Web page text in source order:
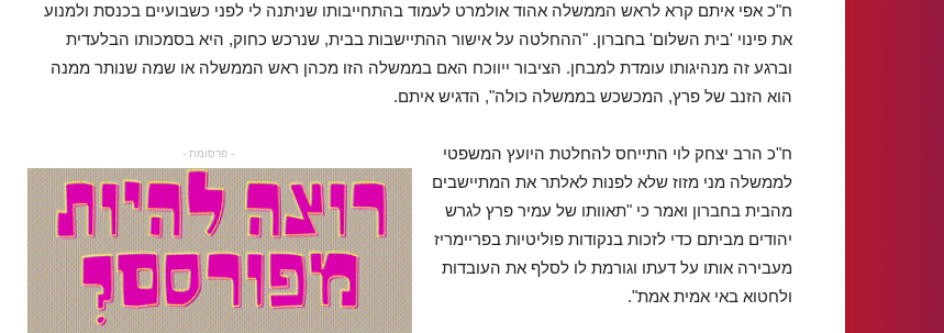
ח"כ אפי איתם קרא לראש הממשלה אהוד אולמרט לעמוד בהתחייבותו שניתנה לי לפני כשבועיים בכנסת ולמנוע
את פינוי 'בית השלום' בחברון. "ההחלטה על אישור ההתיישבות בבית, שנרכש כחוק, היא בסמכותו הבלעדית
וברגע זה מנהיגותו עומדת למבחן. הציבור ייווכח האם בממשלה הזו מכהן ראש הממשלה או שמה שנותר ממנה
הוא הזנב של פרץ, המכשכש בממשלה כולה", הדגיש איתם.
- פרסומת -
ח"כ הרב יצחק לוי התייחס להחלטת היועץ המשפטי
לממשלה מני מזוז שלא לפנות לאלתר את המתיישבים
מהבית בחברון ואמר כי "תאוותו של עמיר פרץ לגרש
יהודים מביתם כדי לזכות בנקודות פוליטיות בפריימריז
מעבירה אותו על דעתו וגורמת לו לסלף את העובדות
ולחטוא באי אמית אמת".